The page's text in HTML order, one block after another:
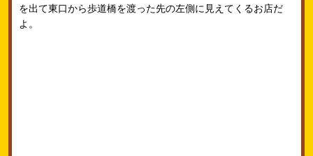
を出て東口から歩道橋を渡った先の左側に見えてくるお店だ
よ。